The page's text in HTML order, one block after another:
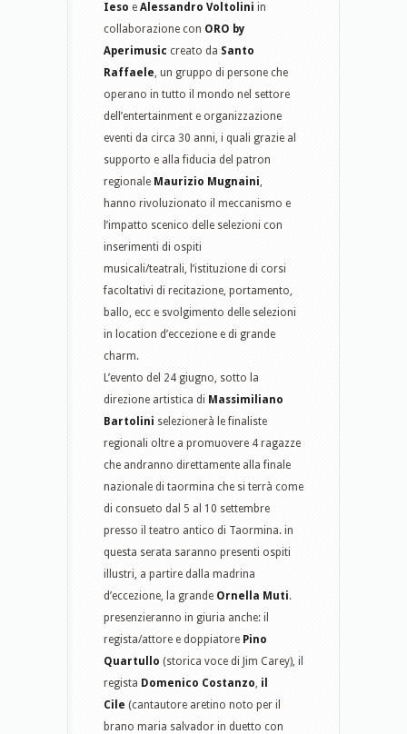
Ieso e Alessandro Voltolini in
collaborazione con ORO by
Aperimusic creato da Santo
Raffaele, un gruppo di persone che
operano in tutto il mondo nel settore
dell’entertainment e organizzazione
eventi da circa 30 anni, i quali grazie al
supporto e alla fiducia del patron
regionale Maurizio Mugnaini,
hanno rivoluzionato il meccanismo e
l’impatto scenico delle selezioni con
inserimenti di ospiti
musicali/teatrali, l’istituzione di corsi
facoltativi di recitazione, portamento,
ballo, ecc e svolgimento delle selezioni
in location d’eccezione e di grande
charm.
L’evento del 24 giugno, sotto la
direzione artistica di Massimiliano
Bartolini selezionerà le finaliste
regionali oltre a promuovere 4 ragazze
che andranno direttamente alla finale
nazionale di taormina che si terrà come
di consueto dal 5 al 10 settembre
presso il teatro antico di Taormina. in
questa serata saranno presenti ospiti
illustri, a partire dalla madrina
d’eccezione, la grande Ornella Muti.
presenzieranno in giuria anche: il
regista/attore e doppiatore Pino
Quartullo (storica voce di Jim Carey), il
regista Domenico Costanzo, il
Cile (cantautore aretino noto per il
brano maria salvador in duetto con